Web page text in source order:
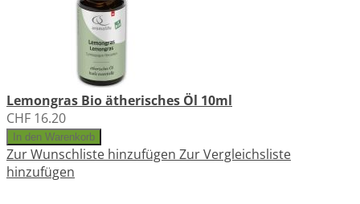
Lemongras Bio ätherisches Öl 10ml
CHF 16.20
In den Warenkorb
Zur Wunschliste hinzufügen Zur Vergleichsliste
hinzufügen